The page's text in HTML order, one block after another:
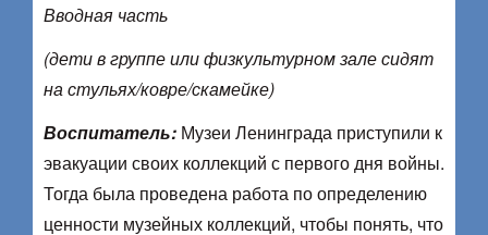
Вводная часть
(дети в группе или физкультурном зале сидят
на стульях/ковре/скамейке)
Воспитатель: Музеи Ленинграда приступили к
эвакуации своих коллекций с первого дня войны.
Тогда была проведена работа по определению
ценности музейных коллекций, чтобы понять, что